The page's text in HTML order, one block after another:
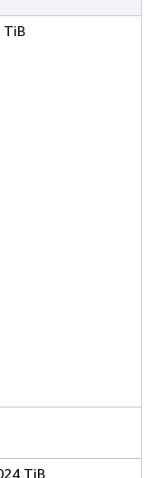
TiB
TiB